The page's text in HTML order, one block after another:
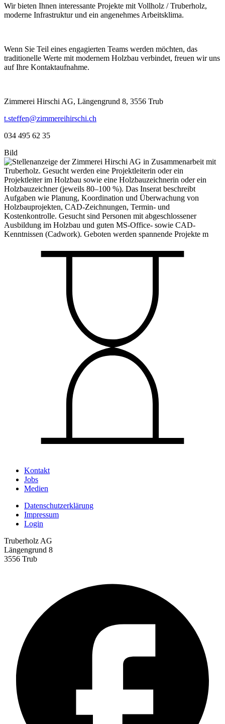
Wir bieten Ihnen interessante Projekte mit Vollholz / Truberholz,
moderne Infrastruktur und ein angenehmes Arbeitsklima.
Wenn Sie Teil eines engagierten Teams werden möchten, das
traditionelle Werte mit modernem Holzbau verbindet, freuen wir uns
auf Ihre Kontaktaufnahme.
Zimmerei Hirschi AG, Längengrund 8, 3556 Trub
t.steffen@zimmereihirschi.ch
034 495 62 35
Bild
Kontakt
Jobs
Medien
Datenschutz­erklärung
Impressum
Login
Truberholz AG
Längengrund 8
3556 Trub